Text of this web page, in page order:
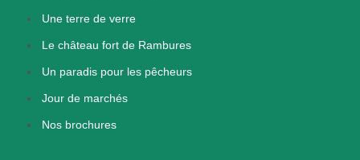
Une terre de verre
Le château fort de Rambures
Un paradis pour les pêcheurs
Jour de marchés
Nos brochures